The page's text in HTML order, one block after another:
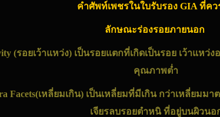
คำศัพท์เพชรในใบรับรอง GIA ที่ค
ลักษณะร่องรอยภายนอก
(รอยเว้าแหว่ง) เป็นรอยแตกที่เกิดเป็นรอย เว้าแหว่
คุณภาพต่ำ
Facets(เหลี่ยมเกิน) เป็นเหลี่ยมที่มีเกิน กว่าเหลี่ยมม
เจียรลบรอยตำหนิ ที่อยู่บนผิวนอ